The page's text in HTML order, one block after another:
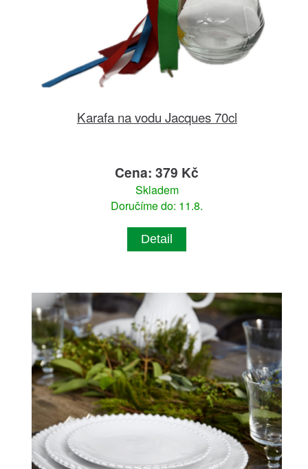
Karafa na vodu Jacques 70cl
Cena: 379 Kč
Skladem
Doručíme do: 11.8.
Detail